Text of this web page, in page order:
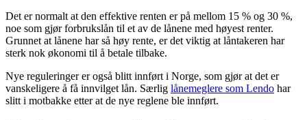
Det er normalt at den effektive renten er på mellom 15 % og 30 %,
noe som gjør forbrukslån til et av de lånene med høyest renter.
Grunnet at lånene har så høy rente, er det viktig at låntakeren har
sterk nok økonomi til å betale tilbake.
Nye reguleringer er også blitt innført i Norge, som gjør at det er
vanskeligere å få innvilget lån. Særlig lånemeglere som Lendo har
slitt i motbakke etter at de nye reglene ble innført.